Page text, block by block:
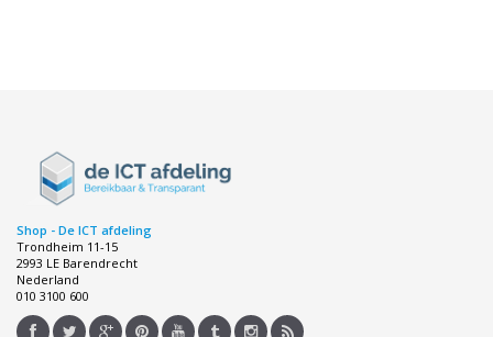
Shop - De ICT afdeling
Trondheim 11-15
2993 LE Barendrecht
Nederland
010 3100 600